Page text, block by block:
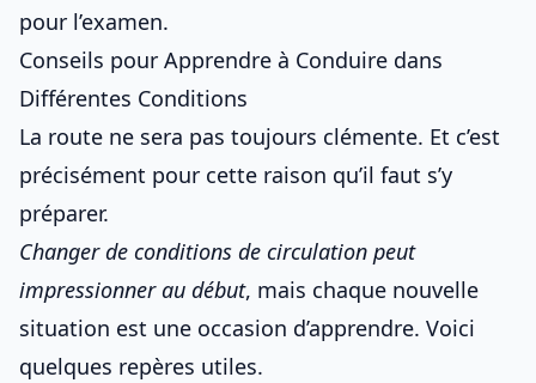
pour l’examen.
Conseils pour Apprendre à Conduire dans
Différentes Conditions
La route ne sera pas toujours clémente. Et c’est
précisément pour cette raison qu’il faut s’y
préparer.
Changer de conditions de circulation peut
impressionner au début, mais chaque nouvelle
situation est une occasion d’apprendre. Voici
quelques repères utiles.